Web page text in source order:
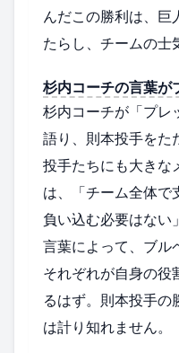
んだこの勝利は、巨
たらし、チームの士
杉内コーチの言葉が
杉内コーチが「プレ
語り、則本投手をた
投手たちにも大きな
は、「チーム全体で
負い込む必要はない
言葉によって、ブル
それぞれが自身の役
るはず。則本投手
は計り知れません。